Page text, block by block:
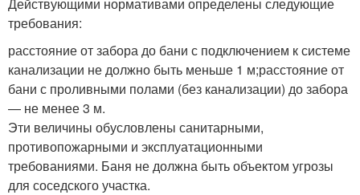
требования:
расстояние от забора до бани с подключением к системе
канализации не должно быть меньше 1 м;расстояние от
бани с проливными полами (без канализации) до забора
— не менее 3 м.
Эти величины обусловлены санитарными,
противопожарными и эксплуатационными
требованиями. Баня не должна быть объектом угрозы
для соседского участка.